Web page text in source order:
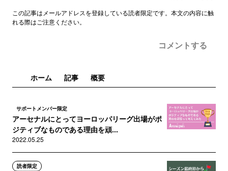
この記事はメールアドレスを登録している読者限定です。本文の内容に触
れる際はご注意ください。
コメントする
ホーム 記事 概要
サポートメンバー限定
アーセナルにとってヨーロッパリーグ出場がポ
ジティブなものである理由を頑...
2022.05.25
読者限定